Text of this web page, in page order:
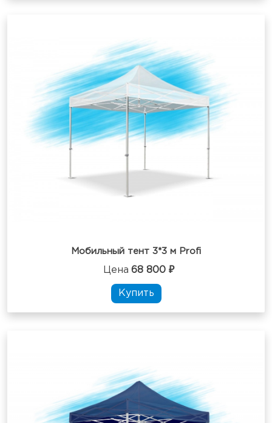
Мобильный тент 3*3 м Profi
Цена 68 800 ₽
Купить